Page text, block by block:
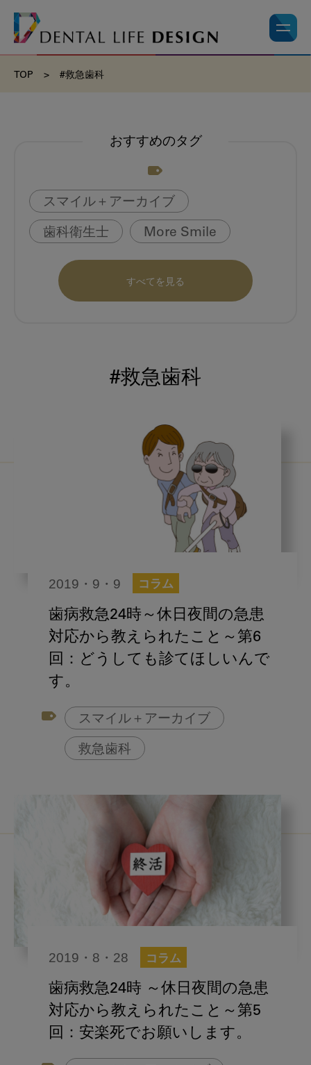
TOP > #救急歯科
おすすめのタグ
スマイル＋アーカイブ
歯科衛生士 More Smile
お悩み相談室 動画 書籍
book
海外歯科事情 咬合の変化
口腔機能発達不全症
スウェーデン
鼻うがい
内科医師
いま○○が知りたい
アフターコロナ対策
コンポジットレジン
すべてを見る
#救急歯科
2019・9・9 コラム
歯病救急24時～休日夜間の急患
対応から教えられたこと～第6
回：どうしても診てほしいんで
す。
スマイル＋アーカイブ
救急歯科
2019・8・28 コラム
歯病救急24時 ～休日夜間の急患
対応から教えられたこと～第5
回：安楽死でお願いします。